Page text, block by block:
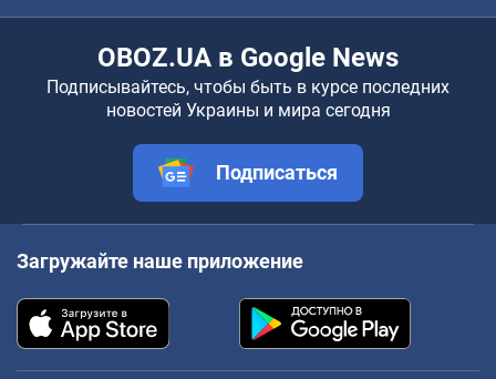
OBOZ.UA в Google News
Подписывайтесь, чтобы быть в курсе последних
новостей Украины и мира сегодня
Подписаться
Загружайте наше приложение